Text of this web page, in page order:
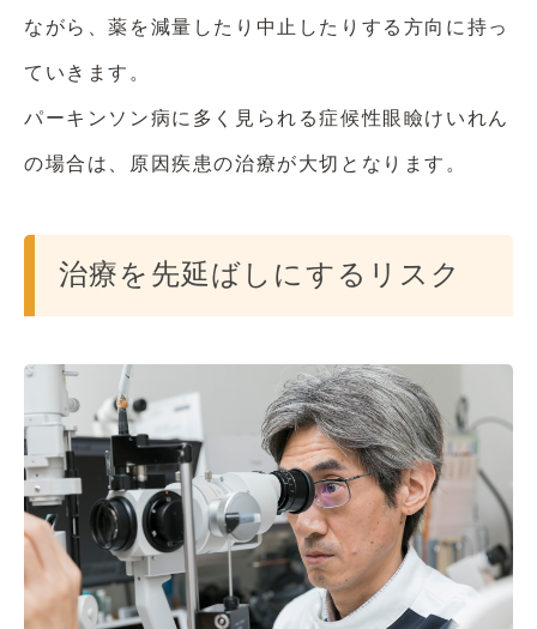
ながら、薬を減量したり中止したりする方向に持っ
ていきます。
パーキンソン病に多く見られる症候性眼瞼けいれん
の場合は、原因疾患の治療が大切となります。
治療を先延ばしにするリスク